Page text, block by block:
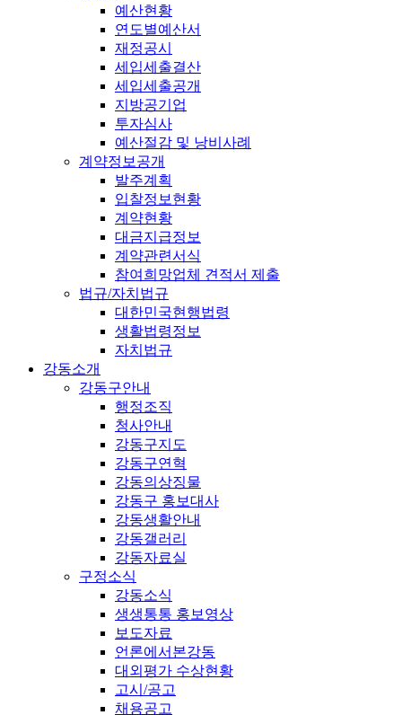
예산현황
연도별예산서
재정공시
세입세출결산
세입세출공개
지방공기업
투자심사
예산절감 및 낭비사례
계약정보공개
발주계획
입찰정보현황
계약현황
대금지급정보
계약관련서식
참여희망업체 견적서 제출
법규/자치법규
대한민국현행법령
생활법령정보
자치법규
강동소개
강동구안내
행정조직
청사안내
강동구지도
강동구연혁
강동의상징물
강동구 홍보대사
강동생활안내
강동갤러리
강동자료실
구정소식
강동소식
생생통통 홍보영상
보도자료
언론에서본강동
대외평가 수상현황
고시/공고
채용공고